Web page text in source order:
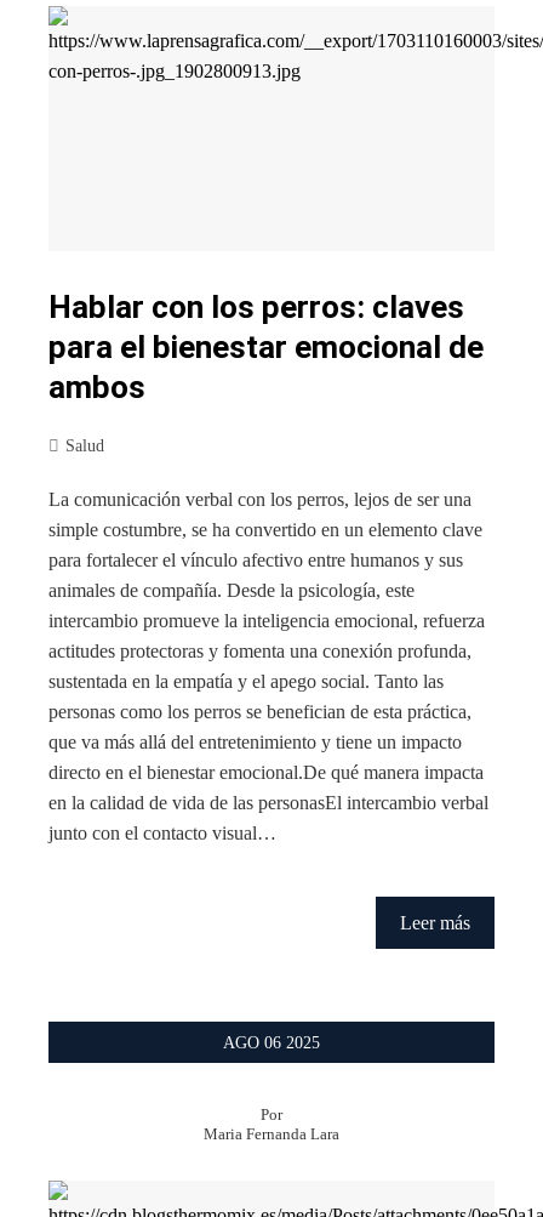
Hablar con los perros: claves
para el bienestar emocional de
ambos
Salud
La comunicación verbal con los perros, lejos de ser una
simple costumbre, se ha convertido en un elemento clave
para fortalecer el vínculo afectivo entre humanos y sus
animales de compañía. Desde la psicología, este
intercambio promueve la inteligencia emocional, refuerza
actitudes protectoras y fomenta una conexión profunda,
sustentada en la empatía y el apego social. Tanto las
personas como los perros se benefician de esta práctica,
que va más allá del entretenimiento y tiene un impacto
directo en el bienestar emocional.De qué manera impacta
en la calidad de vida de las personasEl intercambio verbal
junto con el contacto visual…
Leer más
AGO 06 2025
Por
Maria Fernanda Lara